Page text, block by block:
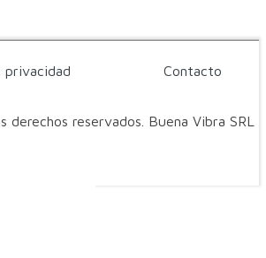
derechos reservados. Buena Vibra SRL
privacidad Contacto